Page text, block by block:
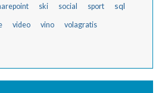
ski social sport sql
video vino volagratis